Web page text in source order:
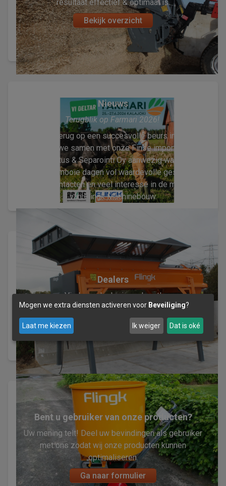
resultaat effectief & optimaal is.
Bekijk overzicht
Nieuws
Terugblik op Farmari 2026!
We kijken terug op een succesvolle beurs in Kalajoki,
waar we samen met onze Finse importeur
Apesekoitus & Separointi Oy aanwezig waren. Het
waren drie mooie dagen vol waardevolle gesprekken,
nieuwe contacten en veel interesse in de machines
van Flingk Machinebouw.
Dealers
Vind een dealer in uw buurt!
Bent u gebruiker van onze producten?
Uw mening telt! Deel uw bevindingen als gebruiker
met ons zodat wij onze producten kunnen
optimaliseren.
Ga naar formulier
Mogen we extra diensten activeren voor Beveiliging?
Laat me kiezen Ik weiger Dat is oké